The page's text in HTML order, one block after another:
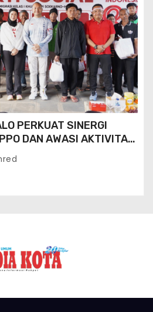
PERKUAT SINERGI
DAN AWASI AKTIVITAS
UTARA